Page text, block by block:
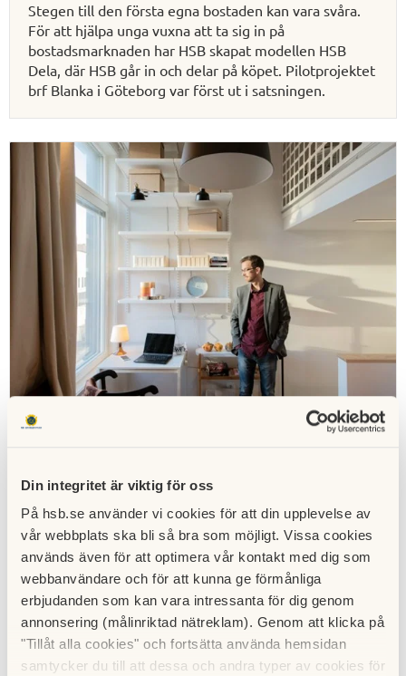
Din integritet är viktig för oss
På hsb.se använder vi cookies för att din upplevelse av
vår webbplats ska bli så bra som möjligt. Vissa cookies
används även för att optimera vår kontakt med dig som
webbanvändare och för att kunna ge förmånliga
erbjudanden som kan vara intressanta för dig genom
annonsering (målinriktad nätreklam). Genom att klicka på
"Tillåt alla cookies" och fortsätta använda hemsidan
samtycker du till att dessa och andra typer av cookies för
Stegen till den första egna bostaden kan vara svåra.
För att hjälpa unga vuxna att ta sig in på
bostadsmarknaden har HSB skapat modellen HSB
Dela, där HSB går in och delar på köpet. Pilotprojektet
brf Blanka i Göteborg var först ut i satsningen.
Forskning dygnet runt i HSBs levande labb
innovatörer testa sina lösningar tillsammans dem som
bor i huset, i syfte att skapa framtidens hållbara
boende. Sedan starten 2016 har över 150
forskningsprojekt startats: vad sägs om uppkopplade
bikupor eller att spola toaletten med återvunnet
vatten?